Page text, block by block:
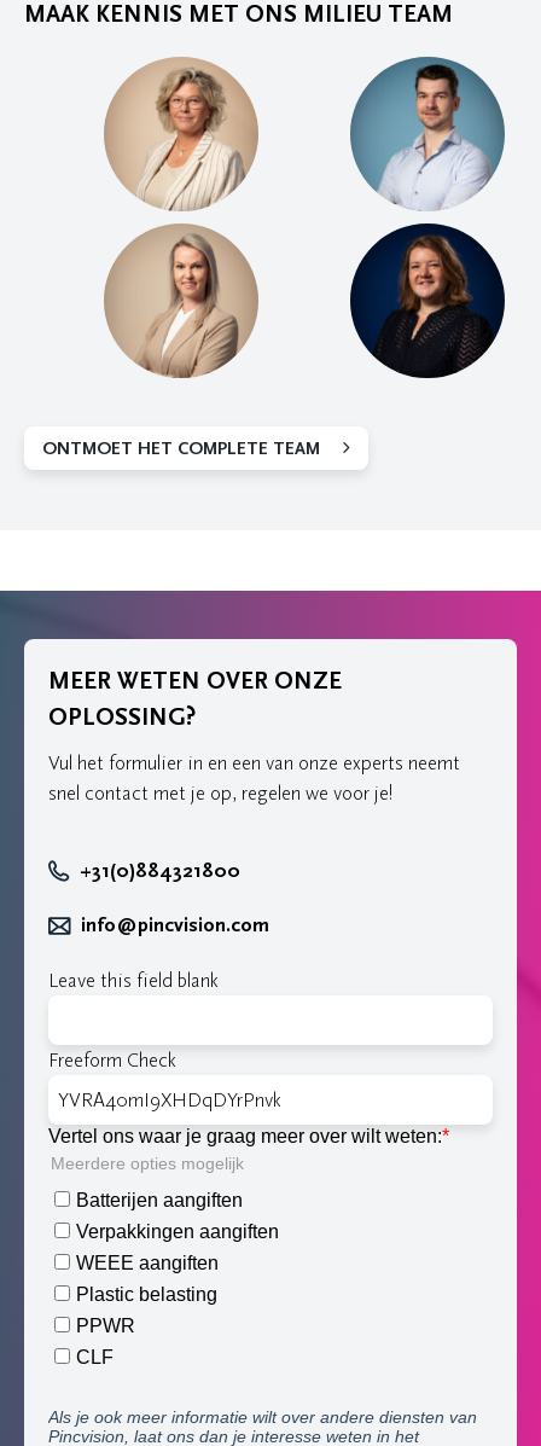
MAAK KENNIS MET ONS MILIEU TEAM
ONTMOET HET COMPLETE TEAM
MEER WETEN OVER ONZE
OPLOSSING?
Vul het formulier in en een van onze experts neemt
snel contact met je op, regelen we voor je!
+31(0)884321800
info@pincvision.com
Leave this field blank
Freeform Check